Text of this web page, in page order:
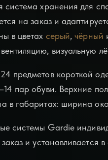
хранения для
на заказ и
в цветах серый,чёрный
визуальную
предметов короткой
пар обуви. Верхние
в габаритах: ширина
системы Gardie
и